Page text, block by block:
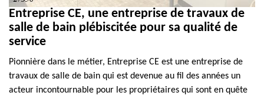
Entreprise CE, une entreprise de travaux de
salle de bain plébiscitée pour sa qualité de
service
Pionnière dans le métier, Entreprise CE est une entreprise de
travaux de salle de bain qui est devenue au fil des années un
acteur incontournable pour les propriétaires qui sont en quête